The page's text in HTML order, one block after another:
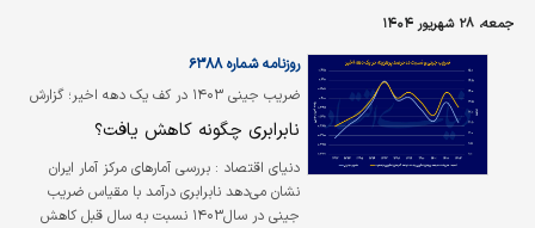
جمعه، ۲۸ شهریور ۱۴۰۴
ضریب جینی ۱۴۰۳ در کف یک دهه اخیر؛ گزارش
«دنیای‌اقتصاد» از ناگفته‌های آمار رسمی
روزنامه شماره ۶۳۸۸
نابرابری چگونه کاهش یافت؟
دنیای اقتصاد : بررسی آمارهای مرکز آمار ایران
نشان می‌دهد نابرابری درآمد با مقیاس ضریب
جینی در سال۱۴۰۳ نسبت به سال قبل کاهش